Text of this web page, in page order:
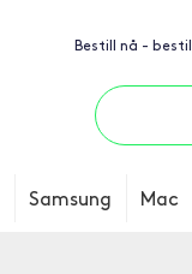
Bestill nå -
Samsung Mac